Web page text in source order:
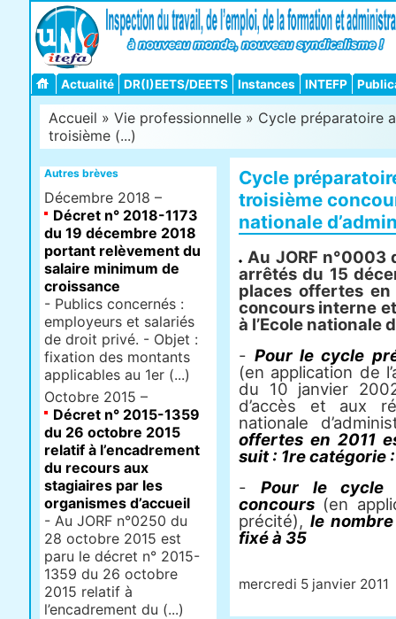
Actualité DR(I)EETS/DEETS Instances INTEFP
Accueil » Vie professionnelle » Cycle préparatoire
troisième (...)
Cycle
troisième
nationale
Au JORF n°0003
arrêtés du 15
places offertes
concours interne
à l’Ecole nationale
-Pour le cycle
(en application de
du 10 janvier
d’accès et aux
nationale
offertes en 2011
suit : 1re catégorie
-Pour le cycle
concours (en
précité), le
fixé à 35
mercredi 5 janvier 2011
Autres brèves
Décembre 2018 –
Décret n° 2018-1173
du 19 décembre 2018
portant relèvement du
salaire minimum de
croissance
- Publics concernés :
employeurs et salariés
de droit privé. - Objet :
fixation des montants
applicables au 1er (...)
Octobre 2015 –
Décret n° 2015-1359
du 26 octobre 2015
relatif à l’encadrement
du recours aux
stagiaires par les
organismes d’accueil
- Au JORF n°0250 du
28 octobre 2015 est
paru le décret n° 2015-
1359 du 26 octobre
2015 relatif à
l’encadrement du (...)